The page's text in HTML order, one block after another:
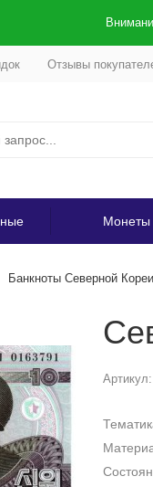
Отзывы
Монеты
Банкноты Северной
Артикул: